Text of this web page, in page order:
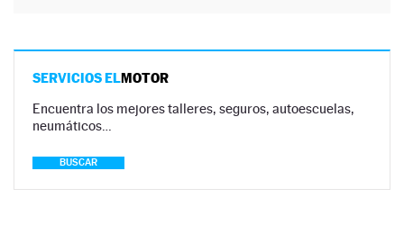
SERVICIOS ELMOTOR
Encuentra los mejores talleres, seguros, autoescuelas,
neumáticos…
BUSCAR